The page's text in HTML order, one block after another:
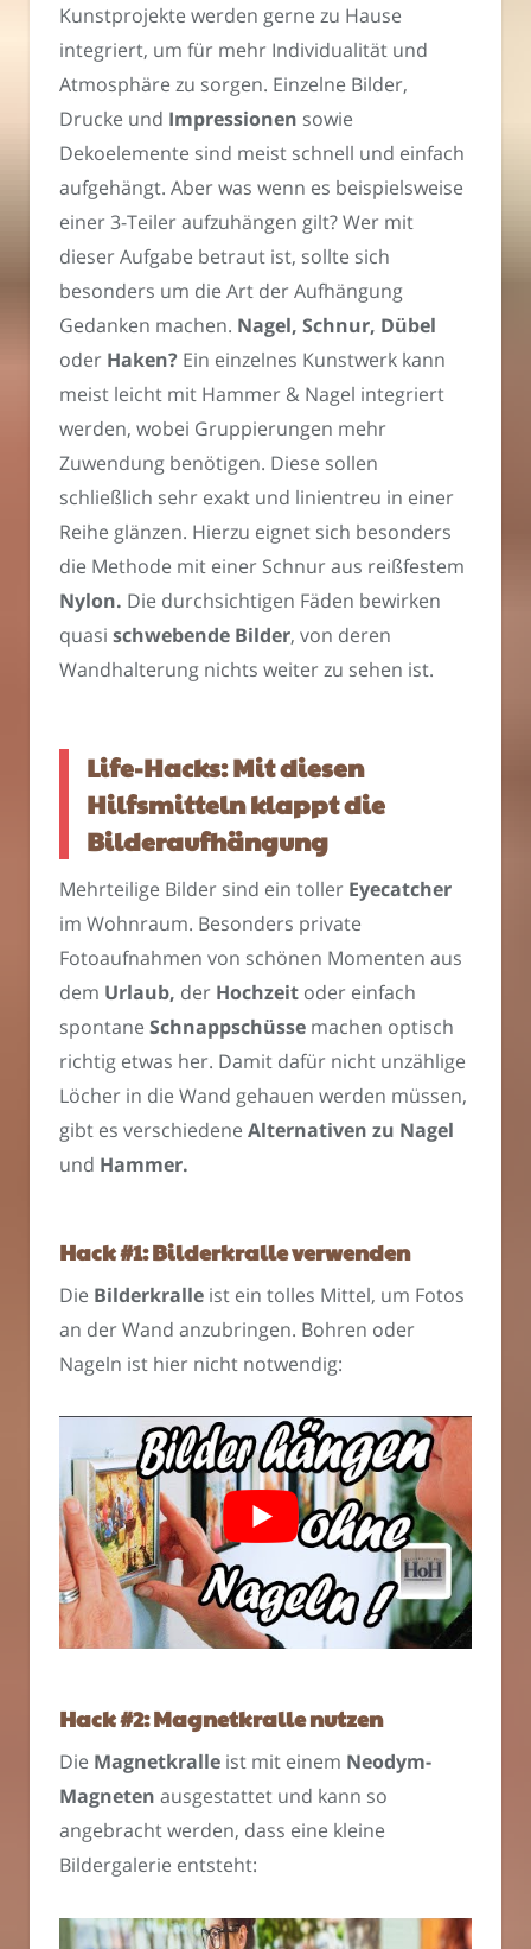
Kunstprojekte werden gerne zu Hause
integriert, um für mehr Individualität und
Atmosphäre zu sorgen. Einzelne Bilder,
Drucke und Impressionen sowie
Dekoelemente sind meist schnell und einfach
aufgehängt. Aber was wenn es beispielsweise
einer 3-Teiler aufzuhängen gilt? Wer mit
dieser Aufgabe betraut ist, sollte sich
besonders um die Art der Aufhängung
Gedanken machen. Nagel, Schnur, Dübel
oder Haken? Ein einzelnes Kunstwerk kann
meist leicht mit Hammer & Nagel integriert
werden, wobei Gruppierungen mehr
Zuwendung benötigen. Diese sollen
schließlich sehr exakt und linientreu in einer
Reihe glänzen. Hierzu eignet sich besonders
die Methode mit einer Schnur aus reißfestem
Nylon. Die durchsichtigen Fäden bewirken
quasi schwebende Bilder, von deren
Wandhalterung nichts weiter zu sehen ist.
Life-Hacks: Mit diesen
Hilfsmitteln klappt die
Bilderaufhängung
Mehrteilige Bilder sind ein toller Eyecatcher
im Wohnraum. Besonders private
Fotoaufnahmen von schönen Momenten aus
dem Urlaub, der Hochzeit oder einfach
spontane Schnappschüsse machen optisch
richtig etwas her. Damit dafür nicht unzählige
Löcher in die Wand gehauen werden müssen,
gibt es verschiedene Alternativen zu Nagel
und Hammer.
Hack #1: Bilderkralle verwenden
Die Bilderkralle ist ein tolles Mittel, um Fotos
an der Wand anzubringen. Bohren oder
Nageln ist hier nicht notwendig:
Hack #2: Magnetkralle nutzen
Die Magnetkralle ist mit einem Neodym-
Magneten ausgestattet und kann so
angebracht werden, dass eine kleine
Bildergalerie entsteht: